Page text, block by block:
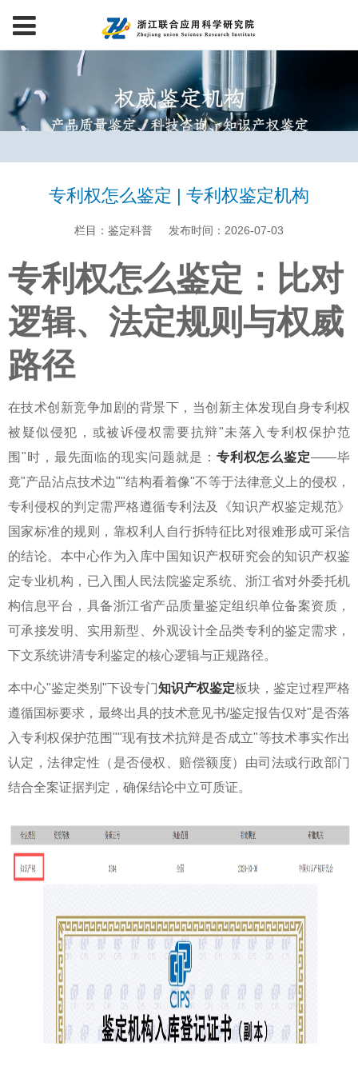
专利权怎么鉴定 | 专利权鉴定机构
栏目：鉴定科普 发布时间：2026-07-03
专利权怎么鉴定：比对
逻辑、法定规则与权威
路径
在技术创新竞争加剧的背景下，当创新主体发现自身专利权
被疑似侵犯，或被诉侵权需要抗辩"未落入专利权保护范
围"时，最先面临的现实问题就是： 专利权怎么鉴定——毕
竟"产品沾点技术边""结构看着像"不等于法律意义上的侵权，
专利侵权的判定需严格遵循专利法及《知识产权鉴定规范》
国家标准的规则，靠权利人自行拆特征比对很难形成可采信
的结论。本中心作为入库中国知识产权研究会的知识产权鉴
定专业机构，已入围人民法院鉴定系统、浙江省对外委托机
构信息平台，具备浙江省产品质量鉴定组织单位备案资质，
可承接发明、实用新型、外观设计全品类专利的鉴定需求，
下文系统讲清专利鉴定的核心逻辑与正规路径。
本中心"鉴定类别"下设专门知识产权鉴定板块，鉴定过程严格
遵循国标要求，最终出具的技术意见书/鉴定报告仅对"是否落
入专利权保护范围""现有技术抗辩是否成立"等技术事实作出
认定，法律定性（是否侵权、赔偿额度）由司法或行政部门
结合全案证据判定，确保结论中立可质证。